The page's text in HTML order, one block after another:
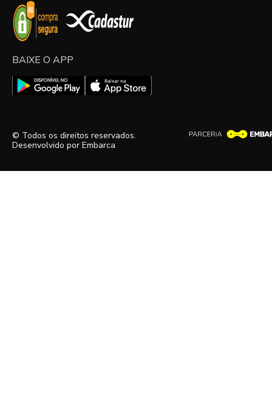
BAIXE O APP
© Todos os direitos reservados.
Desenvolvido por Embarca